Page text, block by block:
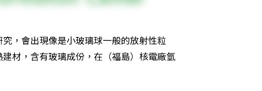
，會出現像是小玻璃球一般的放射性粒
材，含有玻璃成份，在（福島）核電廠氫